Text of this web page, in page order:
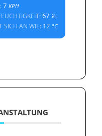
7 KPH
67 %
SICH AN WIE: 12 °C